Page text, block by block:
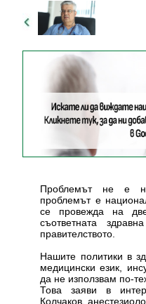
Проблемът не е
проблемът е
се провежда на
съответната
правителството.
Нашите политики в
медицински език,
да не използвам по-
Това заяви в
Колчаков,